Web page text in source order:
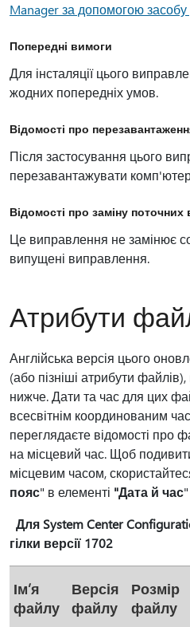
Manager за допомогою засобу
Попередні вимоги
Для інсталяції цього
жодних попередніх умов.
Відомості про
Після застосування цього
перезавантажувати
Відомості про заміну
Це виправлення не замінює
випущені виправлення.
Атрибути
Англійська версія цього
(або пізніші атрибути файлів),
нижче. Дати та час для цих
всесвітнім координованим
переглядаєте відомості про
на місцевий час. Щоб
місцевим часом,
пояс" в елементі "Дата й час
Для System Center
гілки версії 1702
Ім’я
файлу
Версія
файлу
Розмір
файлу